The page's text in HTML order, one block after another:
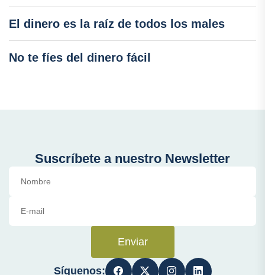
El dinero es la raíz de todos los males
No te fíes del dinero fácil
Suscríbete a nuestro Newsletter
Enviar
Síguenos: